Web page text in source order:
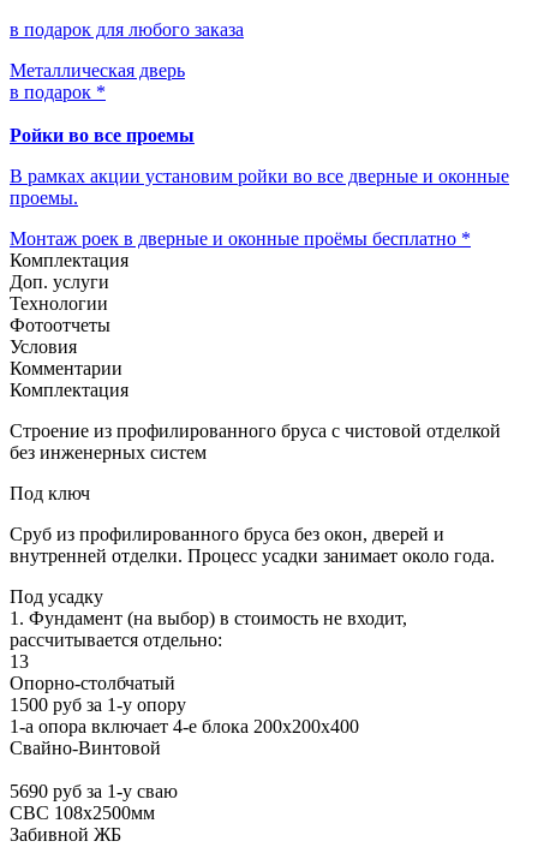
в подарок для любого заказа
Металлическая дверь
в подарок *
Ройки во все проемы
В рамках акции установим ройки во все дверные и оконные
проемы.
Монтаж роек в дверные и оконные проёмы бесплатно *
Комплектация
Доп. услуги
Технологии
Фотоотчеты
Условия
Комментарии
Комплектация
Строение из профилированного бруса с чистовой отделкой
без инженерных систем
Под ключ
Сруб из профилированного бруса без окон, дверей и
внутренней отделки. Процесс усадки занимает около года.
Под усадку
1. Фундамент (на выбор) в стоимость не входит,
рассчитывается отдельно:
13
Опорно-столбчатый
1500 руб за 1-у опору
1-а опора включает 4-е блока 200х200х400
Свайно-Винтовой
5690 руб за 1-у сваю
СВС 108х2500мм
Забивной ЖБ